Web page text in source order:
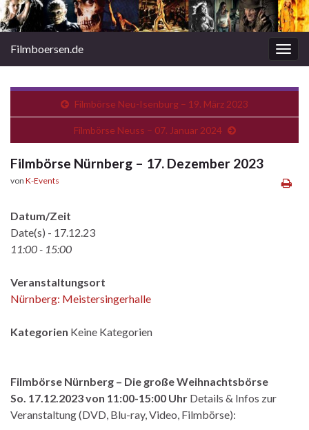
Filmboersen.de
Filmbörse Neu-Isenburg – 19. März 2023
Filmbörse Neuss – 07. Januar 2024
Filmbörse Nürnberg – 17. Dezember 2023
von K-Events
Datum/Zeit
Date(s) - 17.12.23
11:00 - 15:00
Veranstaltungsort
Nürnberg: Meistersingerhalle
Kategorien Keine Kategorien
Filmbörse Nürnberg – Die große Weihnachtsbörse
So. 17.12.2023 von 11:00-15:00 Uhr Details & Infos zur
Veranstaltung (DVD, Blu-ray, Video, Filmbörse):